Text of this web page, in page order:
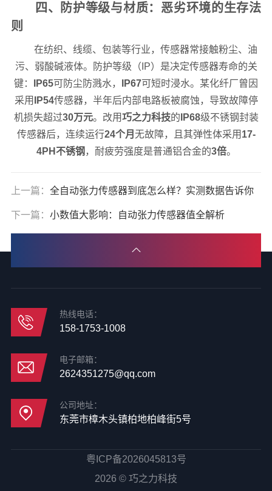
四、防护等级与材质：恶劣环境的生存法
则
在纺织、线缆、包装等行业，传感器常接触粉尘、油
污、弱酸碱液体。防护等级（IP）是决定传感器寿命的关
键：
IP65可防尘防溅水， IP67可短时浸水。某化纤厂曾因
采用 IP54传感器，半年后内部电路板被腐蚀，导致故障停
机损失超过30万元。改用巧之力科技的 IP68级不锈钢封装
传感器后，连续运行24个月 无故障，且其弹性体采用 17-
4PH不锈钢 ，耐疲劳强度是普通铝合金的3倍。
上一篇： 全自动张力传感器到底怎么样？实测数据告诉你
下一篇： 小数值大影响：自动张力传感器值全解析
热线电话：
158-1753-1008
电子邮箱：
2624351275@qq.com
公司地址：
东莞市樟木头镇柏地柏峰街5号
粤ICP备2026045813号
2026 © 巧之力科技